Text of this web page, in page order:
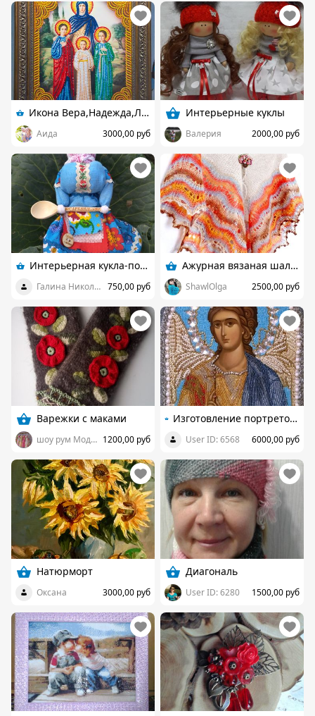
Икона Вера,Надежда,Любовь и мать их София.
Аида 3000,00 руб
Интерьерные куклы
Валерия 2000,00 руб
Интерьерная кукла-помошница на кухне
Галина Николайчук 750,00 руб
Ажурная вязаная шаль Холден
ShawlOlga 2500,00 руб
Варежки с маками
шоу рум Модные вещицы 1200,00 руб
Изготовление портретов, картин, икон, декоративных элементов из бисера на заказ, продажа готовых изделий
User ID: 6568 6000,00 руб
Натюрморт
Оксана 3000,00 руб
Диагональ
User ID: 6280 1500,00 руб